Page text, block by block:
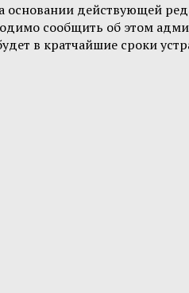
основании действующей
сообщить об этом
в кратчайшие сроки